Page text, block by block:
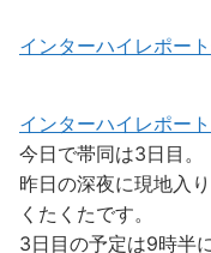
インターハイレポー
インターハイレポー
今日で帯同は3日目。
昨日の深夜に現地入
くたくたです。
3日目の予定は9時半